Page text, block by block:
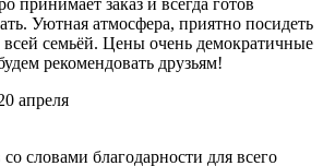
Уютная атмосфера, приятно посидеть
всей семьёй. Цены очень демократичные
рекомендовать друзьям!
апреля
словами благодарности для всего